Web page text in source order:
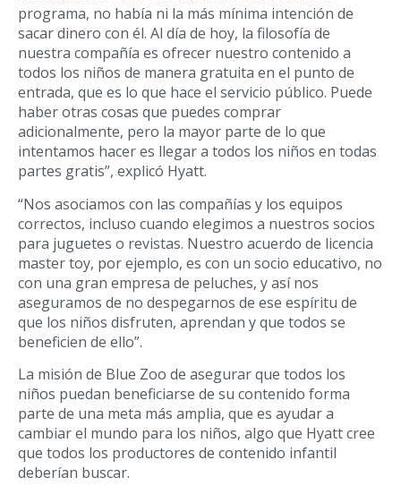
programa, no había ni la más mínima intención de
sacar dinero con él. Al día de hoy, la filosofía de
nuestra compañía es ofrecer nuestro contenido a
todos los niños de manera gratuita en el punto de
entrada, que es lo que hace el servicio público. Puede
haber otras cosas que puedes comprar
adicionalmente, pero la mayor parte de lo que
intentamos hacer es llegar a todos los niños en todas
partes gratis”, explicó Hyatt.
“Nos asociamos con las compañías y los equipos
correctos, incluso cuando elegimos a nuestros socios
para juguetes o revistas. Nuestro acuerdo de licencia
master toy, por ejemplo, es con un socio educativo, no
con una gran empresa de peluches, y así nos
aseguramos de no despegarnos de ese espíritu de
que los niños disfruten, aprendan y que todos se
beneficien de ello”.
La misión de Blue Zoo de asegurar que todos los
niños puedan beneficiarse de su contenido forma
parte de una meta más amplia, que es ayudar a
cambiar el mundo para los niños, algo que Hyatt cree
que todos los productores de contenido infantil
deberían buscar.